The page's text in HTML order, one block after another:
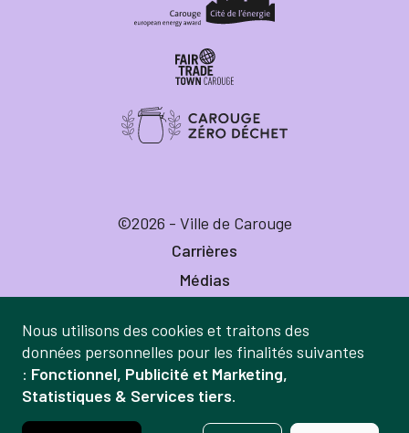
©2026 - Ville de Carouge
Carrières
Médias
Labels
Mentions légales
Politique de confidentialité
Crédits
Gestion
des
données
Nous utilisons des cookies et traitons des
données personnelles pour les finalités suivantes
: Fonctionnel, Publicité et Marketing,
Statistiques & Services tiers.